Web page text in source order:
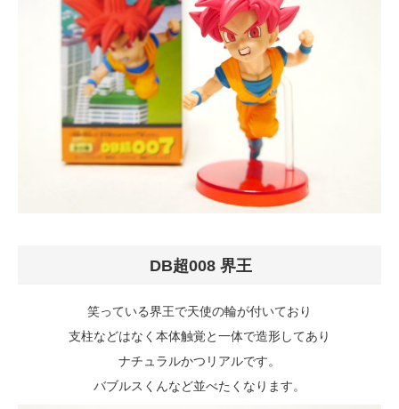
DB超008 界王
笑っている界王で天使の輪が付いており
支柱などはなく本体触覚と一体で造形してあり
ナチュラルかつリアルです。
バブルスくんなど並べたくなります。